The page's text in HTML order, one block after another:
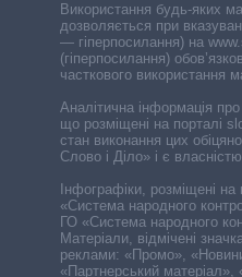
Використання будь-яких
дозволяється при
— гіперпосилання) на
(гіперпосилання)
часткового використання
Аналітична інформація про
що розміщені на порталі
стан виконання цих
Слово і Діло» і є
Інфографіки, розміщені
«Система народного
ГО «Система народного
Матеріали, відмічені
реклами: «Промо»,
«Партнерський матеріал»,